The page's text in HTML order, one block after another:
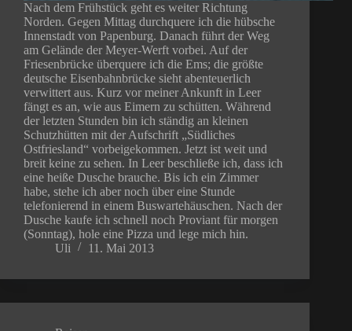
Nach dem Frühstück geht es weiter Richtung
Norden. Gegen Mittag durchquere ich die hübsche
Innenstadt von Papenburg. Danach führt der Weg
am Gelände der Meyer-Werft vorbei. Auf der
Friesenbrücke überquere ich die Ems; die größte
deutsche Eisenbahnbrücke sieht abenteuerlich
verwittert aus. Kurz vor meiner Ankunft in Leer
fängt es an, wie aus Eimern zu schütten. Während
der letzten Stunden bin ich ständig an kleinen
Schutzhütten mit der Aufschrift „Südliches
Ostfriesland“ vorbeigekommen. Jetzt ist weit und
breit keine zu sehen. In Leer beschließe ich, dass ich
eine heiße Dusche brauche. Bis ich ein Zimmer
habe, stehe ich aber noch über eine Stunde
telefonierend in einem Buswartehäuschen. Nach der
Dusche kaufe ich schnell noch Proviant für morgen
(Sonntag), hole eine Pizza und lege mich hin.
Uli
11. Mai 2013